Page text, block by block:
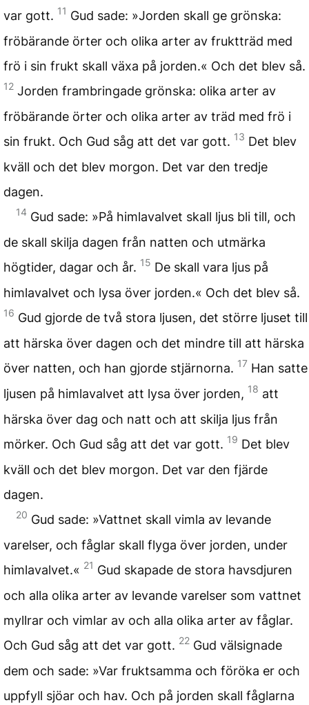
var gott. 11 Gud sade: »Jorden skall ge grönska:
fröbärande örter och olika arter av fruktträd med
frö i sin frukt skall växa på jorden.« Och det blev så.
12 Jorden frambringade grönska: olika arter av
fröbärande örter och olika arter av träd med frö i
sin frukt. Och Gud såg att det var gott. 13 Det blev
kväll och det blev morgon. Det var den tredje
dagen.
14 Gud sade: »På himlavalvet skall ljus bli till, och
de skall skilja dagen från natten och utmärka
högtider, dagar och år. 15 De skall vara ljus på
himlavalvet och lysa över jorden.« Och det blev så.
16 Gud gjorde de två stora ljusen, det större ljuset till
att härska över dagen och det mindre till att härska
över natten, och han gjorde stjärnorna. 17 Han satte
ljusen på himlavalvet att lysa över jorden, 18 att
härska över dag och natt och att skilja ljus från
mörker. Och Gud såg att det var gott. 19 Det blev
kväll och det blev morgon. Det var den fjärde
dagen.
20 Gud sade: »Vattnet skall vimla av levande
varelser, och fåglar skall flyga över jorden, under
himlavalvet.« 21 Gud skapade de stora havsdjuren
och alla olika arter av levande varelser som vattnet
myllrar och vimlar av och alla olika arter av fåglar.
Och Gud såg att det var gott. 22 Gud välsignade
dem och sade: »Var fruktsamma och föröka er och
uppfyll sjöar och hav. Och på jorden skall fåglarna